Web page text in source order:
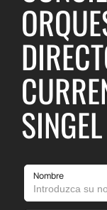
SINGEL
Nombre